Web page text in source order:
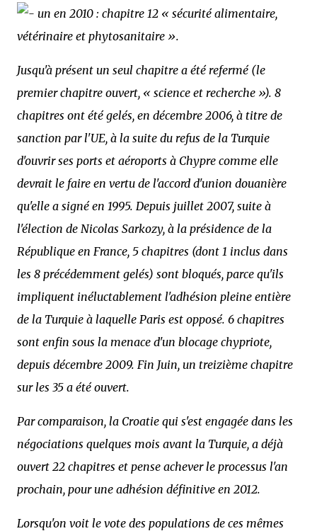
un en 2010 : chapitre 12 « sécurité alimentaire,
vétérinaire et phytosanitaire ».
Jusqu'à présent un seul chapitre a été refermé (le
premier chapitre ouvert, « science et recherche »). 8
chapitres ont été gelés, en décembre 2006, à titre de
sanction par l'UE, à la suite du refus de la Turquie
d'ouvrir ses ports et aéroports à Chypre comme elle
devrait le faire en vertu de l'accord d'union douanière
qu'elle a signé en 1995. Depuis juillet 2007, suite à
l'élection de Nicolas Sarkozy, à la présidence de la
République en France, 5 chapitres (dont 1 inclus dans
les 8 précédemment gelés) sont bloqués, parce qu'ils
impliquent inéluctablement l'adhésion pleine entière
de la Turquie à laquelle Paris est opposé. 6 chapitres
sont enfin sous la menace d'un blocage chypriote,
depuis décembre 2009. Fin Juin, un treizième chapitre
sur les 35 a été ouvert.
Par comparaison, la Croatie qui s'est engagée dans les
négociations quelques mois avant la Turquie, a déjà
ouvert 22 chapitres et pense achever le processus l'an
prochain, pour une adhésion définitive en 2012.
Lorsqu'on voit le vote des populations de ces mêmes